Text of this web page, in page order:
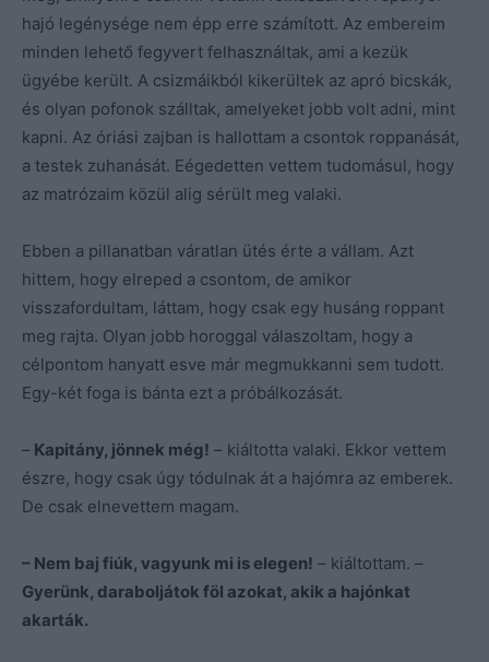
hajó legénysége nem épp erre számított. Az embereim
minden lehető fegyvert felhasználtak, ami a kezük
ügyébe került. A csizmáikból kikerültek az apró bicskák,
és olyan pofonok szálltak, amelyeket jobb volt adni, mint
kapni. Az óriási zajban is hallottam a csontok roppanását,
a testek zuhanását. Eégedetten vettem tudomásul, hogy
az matrózaim közül alig sérült meg valaki.
Ebben a pillanatban váratlan ütés érte a vállam. Azt
hittem, hogy elreped a csontom, de amikor
visszafordultam, láttam, hogy csak egy husáng roppant
meg rajta. Olyan jobb horoggal válaszoltam, hogy a
célpontom hanyatt esve már megmukkanni sem tudott.
Egy-két foga is bánta ezt a próbálkozását.
– Kapitány, jönnek még! – kiáltotta valaki. Ekkor vettem
észre, hogy csak úgy tódulnak át a hajómra az emberek.
De csak elnevettem magam.
– Nem baj fiúk, vagyunk mi is elegen! – kiáltottam. –
Gyerünk, daraboljátok föl azokat, akik a hajónkat
akarták.